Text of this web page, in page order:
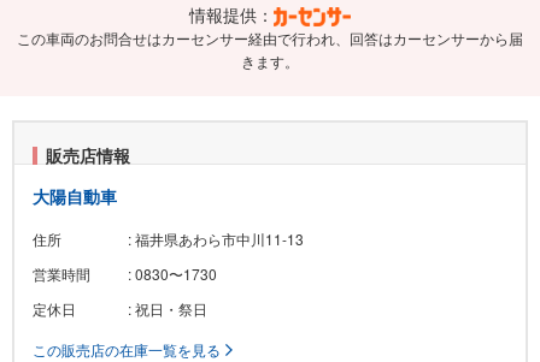
情報提供：
この車両のお問合せはカーセンサー経由で行われ、回答はカーセンサーから届
きます。
販売店情報
大陽自動車
住所
: 福井県あわら市中川11-13
営業時間
: 0830〜1730
定休日
: 祝日・祭日
この販売店の在庫一覧を見る